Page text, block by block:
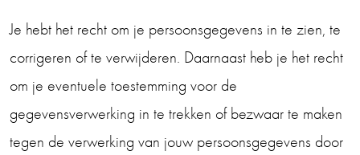
Je hebt het recht om je persoonsgegevens in te zien, te
corrigeren of te verwijderen. Daarnaast heb je het recht
om je eventuele toestemming voor de
gegevensverwerking in te trekken of bezwaar te maken
tegen de verwerking van jouw persoonsgegevens door